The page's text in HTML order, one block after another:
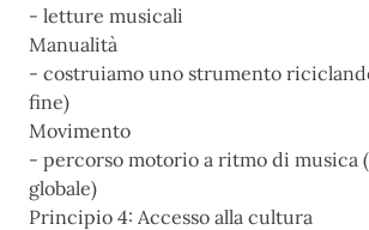
- letture musicali
Manualità
- costruiamo uno strumento
fine)
Movimento
- percorso motorio a ritmo di musica
globale)
Principio 4: Accesso alla cultura